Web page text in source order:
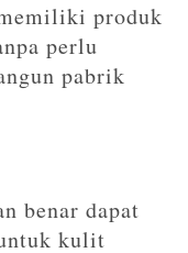
produk
perlu
pabrik
benar dapat
kulit